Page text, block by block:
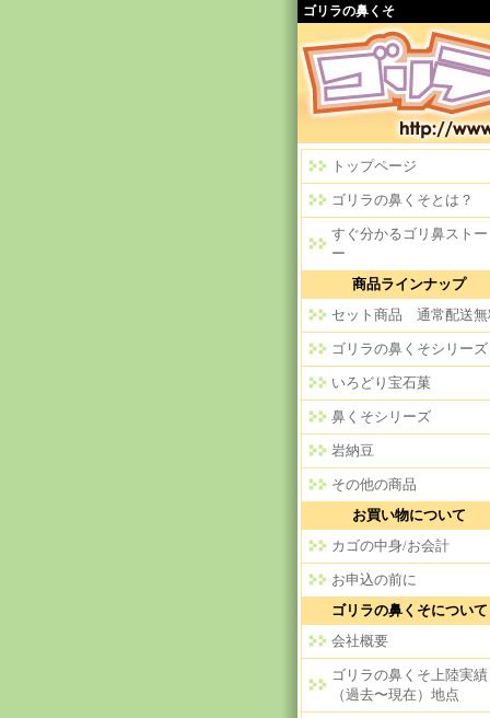
ゴリラの鼻くそ
トップページ
ゴリラの鼻くそとは？
すぐ分かるゴリ鼻スト
ー
商品ラインナップ
セット商品 通常配送無
ゴリラの鼻くそシリーズ
いろどり宝石菓
鼻くそシリーズ
岩納豆
その他の商品
お買い物について
カゴの中身/お会計
お申込の前に
ゴリラの鼻くそについて
会社概要
ゴリラの鼻くそ上陸実績
（過去〜現在）地点